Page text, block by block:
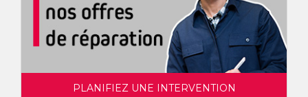
PLANIFIEZ UNE INTERVENTION